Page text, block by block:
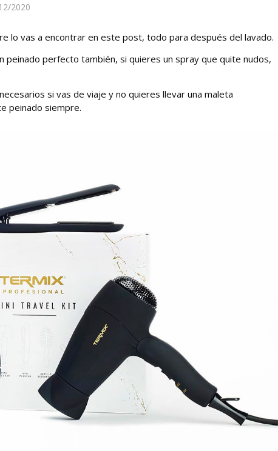
2020
lo vas a encontrar en este post, todo para después del lavado.
peinado perfecto también, si quieres un spray que quite nudos,
si vas de viaje y no quieres llevar una maleta
peinado siempre.